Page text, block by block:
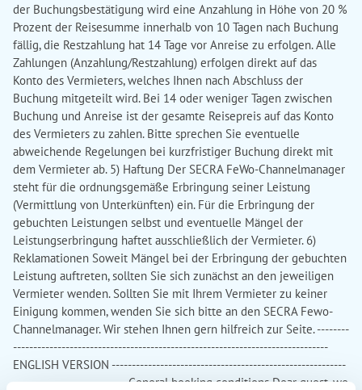
der Buchungsbestätigung wird eine Anzahlung in Höhe von 20 %
Prozent der Reisesumme innerhalb von 10 Tagen nach Buchung
fällig, die Restzahlung hat 14 Tage vor Anreise zu erfolgen. Alle
Zahlungen (Anzahlung/Restzahlung) erfolgen direkt auf das
Konto des Vermieters, welches Ihnen nach Abschluss der
Buchung mitgeteilt wird. Bei 14 oder weniger Tagen zwischen
Buchung und Anreise ist der gesamte Reisepreis auf das Konto
des Vermieters zu zahlen. Bitte sprechen Sie eventuelle
abweichende Regelungen bei kurzfristiger Buchung direkt mit
dem Vermieter ab. 5) Haftung Der SECRA FeWo-Channelmanager
steht für die ordnungsgemäße Erbringung seiner Leistung
(Vermittlung von Unterkünften) ein. Für die Erbringung der
gebuchten Leistungen selbst und eventuelle Mängel der
Leistungserbringung haftet ausschließlich der Vermieter. 6)
Reklamationen Soweit Mängel bei der Erbringung der gebuchten
Leistung auftreten, sollten Sie sich zunächst an den jeweiligen
Vermieter wenden. Sollten Sie mit Ihrem Vermieter zu keiner
Einigung kommen, wenden Sie sich bitte an den SECRA Fewo-
Channelmanager. Wir stehen Ihnen gern hilfreich zur Seite. --------
------------------------------------------------------------------------------
ENGLISH VERSION ----------------------------------------------------------
---------------------------- General booking conditions Dear guest, we